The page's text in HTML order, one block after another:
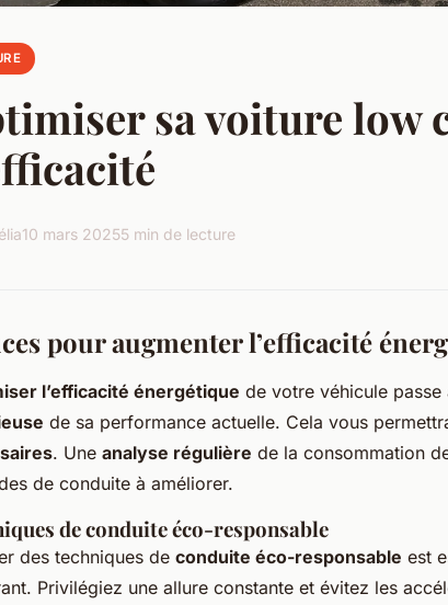
sa voiture low
10 mars 20255 min de lecture
pour augmenter l’efficacité
l’efficacité énergétique de votre véhicule
de sa performance actuelle. Cela vous
. Une analyse régulière de la consommation
de conduite à améliorer.
de conduite éco-responsable
des techniques de conduite éco-responsable est
Privilégiez une allure constante et évitez les